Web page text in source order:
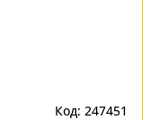
Код: 247451